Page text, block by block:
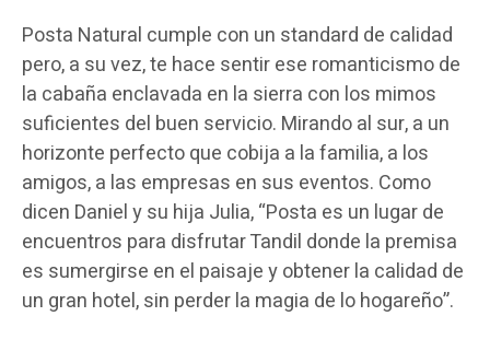
Posta Natural cumple con un standard de calidad
pero, a su vez, te hace sentir ese romanticismo de
la cabaña enclavada en la sierra con los mimos
suficientes del buen servicio. Mirando al sur, a un
horizonte perfecto que cobija a la familia, a los
amigos, a las empresas en sus eventos. Como
dicen Daniel y su hija Julia, “Posta es un lugar de
encuentros para disfrutar Tandil donde la premisa
es sumergirse en el paisaje y obtener la calidad de
un gran hotel, sin perder la magia de lo hogareño”.